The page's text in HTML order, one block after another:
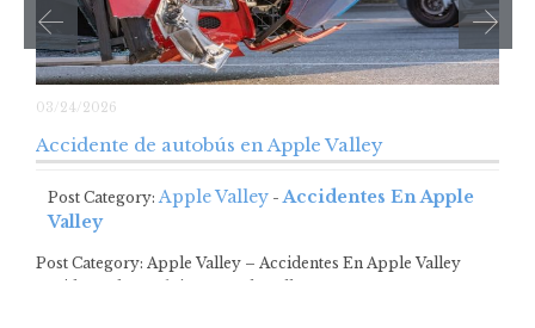
03/24/2026
Accidente de autobús en Apple Valley
Post Category: Apple Valley - Accidentes En Apple
Valley
Post Category: Apple Valley – Accidentes En Apple Valley